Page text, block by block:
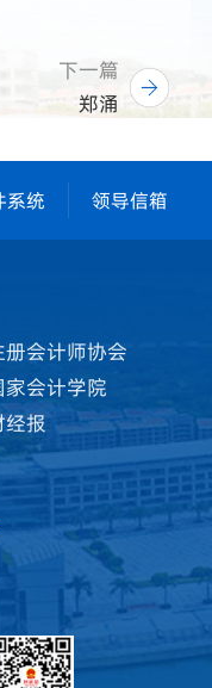
下一篇
郑涌
系统 领导信箱
册会计师协会
家会计学院
报